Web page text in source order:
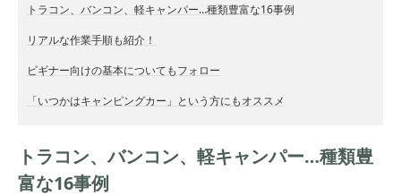
トラコン、バンコン、軽キャンパー…種類豊富な16事例
リアルな作業手順も紹介！
ビギナー向けの基本についてもフォロー
「いつかはキャンピングカー」という方にもオススメ
トラコン、バンコン、軽キャンパー…種類豊
富な16事例